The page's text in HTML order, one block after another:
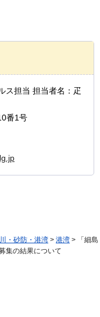
ス担当 担当者名：疋
番1号
・砂防・港湾 > 港湾 > 「細島
集の結果について